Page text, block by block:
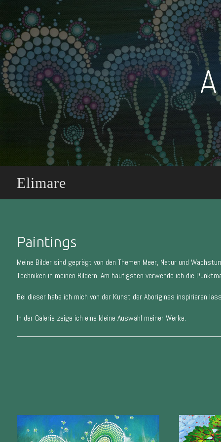
Elimare
Paintings
Meine Bilder sind geprägt von den Themen Meer, Natur und
Techniken in meinen Bildern. Am häufigsten verwende ich die
Bei dieser habe ich mich von der Kunst der Aborigines inspirieren
In der Galerie zeige ich eine kleine Auswahl meiner Werke.